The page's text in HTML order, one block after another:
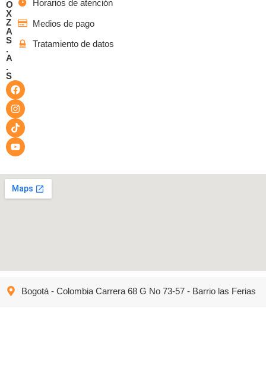
O
X
Z
A
S
.
A
.
S
Horarios de atención
Medios de pago
Tratamiento de datos
Bogotá - Colombia Carrera 68 G No 73-57 - Barrio las Ferias